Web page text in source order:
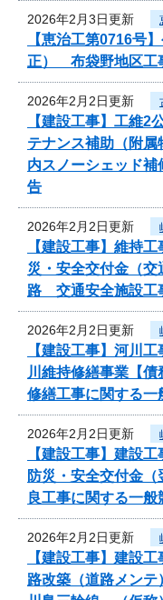
2026年2月3日更新
【恵治工第0716号
正） 布袋野地区工
2026年2月2日更新
【建設工事】工維
テナンス補助（附
内スノーシェッド
告
2026年2月2日更新
【建設工事】維持
災・安全交付金（
路 交通安全施設工
2026年2月2日更新
【建設工事】河川
川維持修繕事業【
修繕工事に関する一
2026年2月2日更新
【建設工事】建設
防災・安全交付金
良工事に関する一
2026年2月2日更新
【建設工事】建設
路改築（道路メン